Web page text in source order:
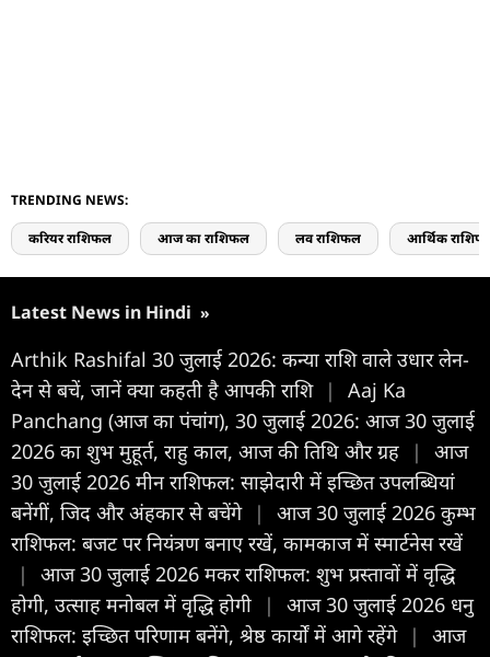
TRENDING NEWS:
करियर राशिफल आज का राशिफल लव राशिफल आर्थिक
Latest News in Hindi »
Arthik Rashifal 30 जुलाई 2026: कन्या राशि वाले उधार लेन-
देन से बचें, जानें क्या कहती है आपकी राशि |
Aaj Ka
Panchang (आज का पंचांग), 30 जुलाई 2026: आज 30 जुलाई
2026 का शुभ मुहूर्त, राहु काल, आज की तिथि और ग्रह
|
आज
30 जुलाई 2026 मीन राशिफल: साझेदारी में इच्छित उपलब्धियां
बनेंगीं, जिद और अंहकार से बचेंगे |
आज 30 जुलाई 2026 कुम्भ
राशिफल: बजट पर नियंत्रण बनाए रखें, कामकाज में स्मार्टनेस रखें
|
आज 30 जुलाई 2026 मकर राशिफल: शुभ प्रस्तावों में वृद्धि
होगी, उत्साह मनोबल में वृद्धि होगी
|
आज 30 जुलाई 2026 धनु
राशिफल: इच्छित परिणाम बनेंगे, श्रेष्ठ कार्यों में आगे रहेंगे |
आज